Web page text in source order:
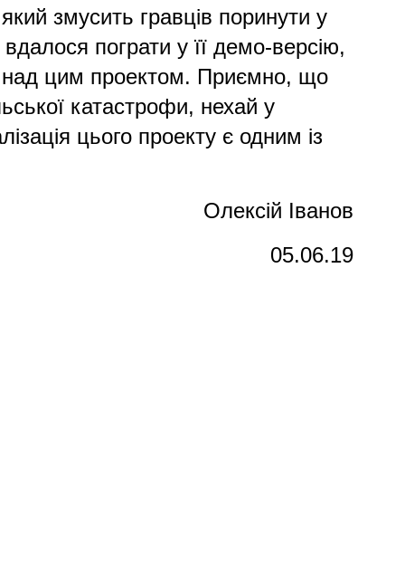
змусить гравців поринути у
пограти у її демо-версію,
над цим проектом. Приємно, що
катастрофи, нехай у
цього проекту є одним із
Олексій Іванов
05.06.19